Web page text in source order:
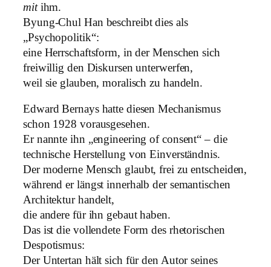
mitihm.
Byung-Chul Han beschreibt dies als
„Psychopolitik“:
eine Herrschaftsform, in der Menschen sich
freiwillig den Diskursen unterwerfen,
weil sie glauben, moralisch zu handeln.
Edward Bernays hatte diesen Mechanismus
schon 1928 vorausgesehen.
Er nannte ihn „engineering of consent“ – die
technische Herstellung von Einverständnis.
Der moderne Mensch glaubt, frei zu entscheiden,
während er längst innerhalb der semantischen
Architektur handelt,
die andere für ihn gebaut haben.
Das ist die vollendete Form des rhetorischen
Despotismus:
Der Untertan hält sich für den Autor seines